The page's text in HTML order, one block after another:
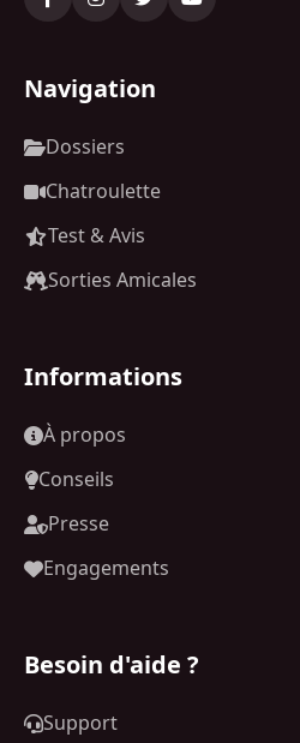
Navigation
Dossiers
Chatroulette
Test & Avis
Sorties Amicales
Informations
À propos
Conseils
Presse
Engagements
Besoin d'aide ?
Support